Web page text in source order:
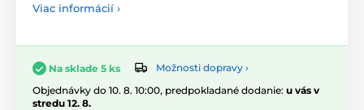
Viac informácií ›
Na sklade 5 ks
Možnosti dopravy ›
Objednávky do 10. 8. 10:00, predpokladané dodanie: u vás v
stredu 12. 8.